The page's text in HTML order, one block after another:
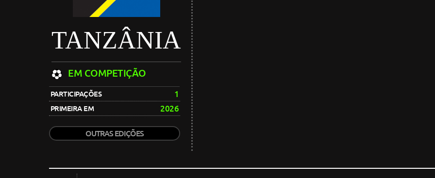
TANZÂNIA
EM COMPETIÇÃO
PARTICIPAÇÕES 1
PRIMEIRA EM 2026
OUTRAS EDIÇÕES